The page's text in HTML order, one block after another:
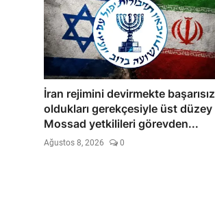
İran rejimini devirmekte başarısız
oldukları gerekçesiyle üst düzey
Mossad yetkilileri görevden...
Ağustos 8, 2026 0